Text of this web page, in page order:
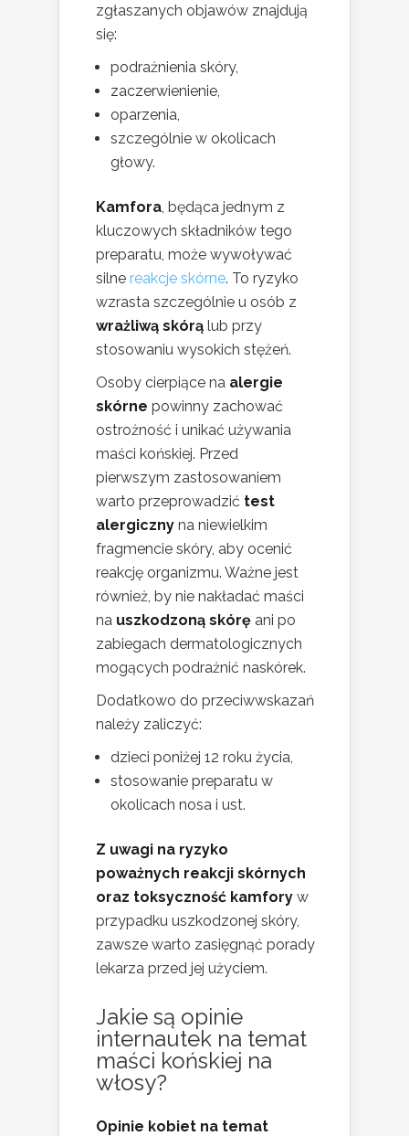
zgłaszanych objawów znajdują
się:
podrażnienia skóry,
zaczerwienienie,
oparzenia,
szczególnie w okolicach
głowy.
Kamfora , będąca jednym z
kluczowych składników tego
preparatu, może wywoływać
silne reakcje skórne. To ryzyko
wzrasta szczególnie u osób z
wrażliwą skórą lub przy
stosowaniu wysokich stężeń.
Osoby cierpiące na alergie
skórne powinny zachować
ostrożność i unikać używania
maści końskiej. Przed
pierwszym zastosowaniem
warto przeprowadzić test
alergiczny na niewielkim
fragmencie skóry, aby ocenić
reakcję organizmu. Ważne jest
również, by nie nakładać maści
na uszkodzoną skórę ani po
zabiegach dermatologicznych
mogących podrażnić naskórek.
Dodatkowo do przeciwwskazań
należy zaliczyć:
dzieci poniżej 12 roku życia,
stosowanie preparatu w
okolicach nosa i ust.
Z uwagi na ryzyko
poważnych reakcji skórnych
oraz toksyczność kamfory w
przypadku uszkodzonej skóry,
zawsze warto zasięgnąć porady
lekarza przed jej użyciem.
Jakie są opinie
internautek na temat
maści końskiej na
włosy?
Opinie kobiet na temat